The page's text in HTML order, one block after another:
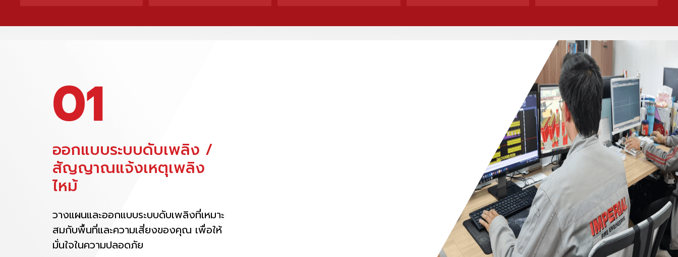
01
ออกแบบระบบดับเพลิง /
สัญญาณแจ้งเหตุเพลิง
ไหม้
วางแผนและออกแบบระบบดับเพลิงที่เหมาะ
สมกับพื้นที่และความเสี่ยงของคุณ เพื่อให้
มั่นใจในความปลอดภัย